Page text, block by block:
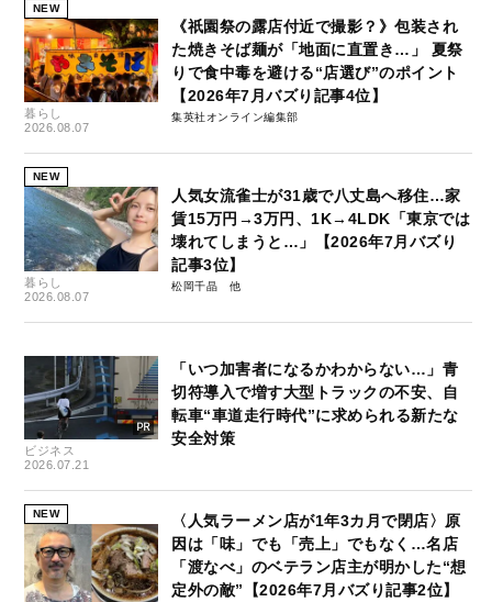
NEW
暮らし
2026.08.07
《祇園祭の露店付近で撮影？》包装され
た焼きそば麺が「地面に直置き…」 夏祭
りで食中毒を避ける“店選び”のポイント
【2026年7月バズり記事4位】
集英社オンライン編集部
NEW
暮らし
2026.08.07
人気女流雀士が31歳で八丈島へ移住…家
賃15万円→3万円、1K→4LDK「東京では
壊れてしまうと…」【2026年7月バズり
記事3位】
松岡千晶
ビジネス
2026.07.21
「いつ加害者になるかわからない…」青
切符導入で増す大型トラックの不安、自
転車“車道走行時代”に求められる新たな
安全対策
NEW
〈人気ラーメン店が1年3カ月で閉店〉原
因は「味」でも「売上」でもなく…名店
「渡なべ」のベテラン店主が明かした“想
定外の敵”【2026年7月バズり記事2位】